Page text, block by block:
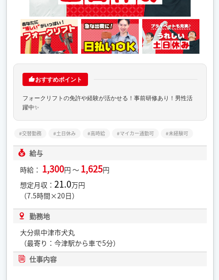
おすすめポイント
フォークリフトの免許や経験が活かせる！事前研修あり！男性活
躍中✨
交替勤務 土日休み 高時給 マイカー通勤可 未経験可
給与
時給： 1,300円 ～ 1,625円
想定月収：21.0万円
（7.5時間×20日）
勤務地
大分県中津市犬丸
（最寄り：今津駅から車で5分）
仕事内容